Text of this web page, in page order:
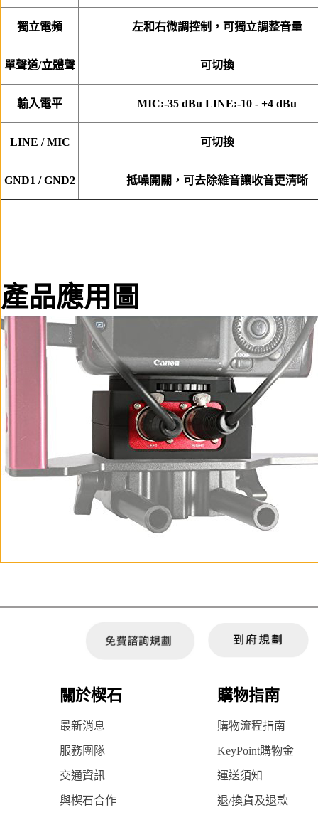
獨立電頻 左和右微調控制，可獨立調整音量
單聲道/立體聲 可切換
輸入電平 MIC:-35 dBu LINE:-10 - +4 dBu
LINE / MIC 可切換
GND1 / GND2 抵噪開關，可去除雜音讓收音更清晰
產品應用圖
關於楔石 購物指南
最新消息 購物流程指南
服務團隊 KeyPoint購物金
交通資訊 運送須知
與楔石合作 退/換貨及退款